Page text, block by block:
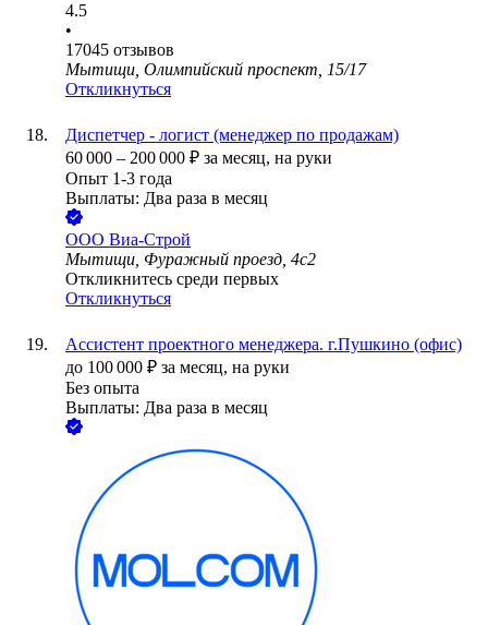
4.5
•
17045 отзывов
Мытищи, Олимпийский проспект, 15/17
Откликнуться
Диспетчер - логист (менеджер по продажам)
60 000 – 200 000 ₽ за месяц, на руки
Опыт 1-3 года
Выплаты: Два раза в месяц
ООО Виа-Строй
Мытищи, Фуражный проезд, 4с2
Откликнитесь среди первых
Откликнуться
Ассистент проектного менеджера. г.Пушкино (офис)
до 100 000 ₽ за месяц, на руки
Без опыта
Выплаты: Два раза в месяц